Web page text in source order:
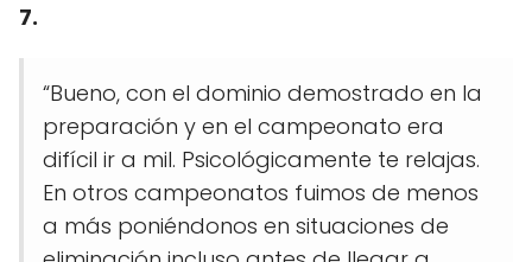
7.
“Bueno, con el dominio demostrado en la
preparación y en el campeonato era
difícil ir a mil. Psicológicamente te relajas.
En otros campeonatos fuimos de menos
a más poniéndonos en situaciones de